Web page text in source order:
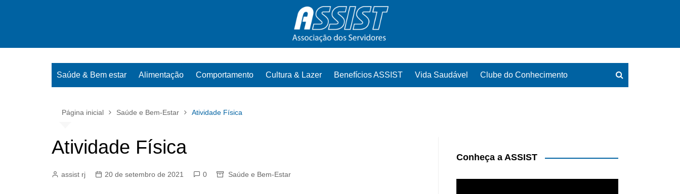
Saúde & Bem estar Alimentação Comportamento Cultura & Lazer Benefícios ASSIST Vida Saudável Clube do Conhecimento
Página inicial Saúde e Bem-Estar Atividade Física
Atividade Física
assist rj 20 de setembro de 2021 0 Saúde e Bem-Estar
Conheça a ASSIST